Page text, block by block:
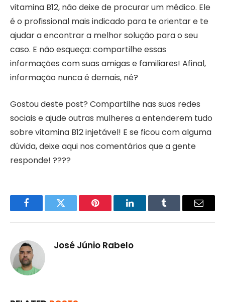
vitamina B12, não deixe de procurar um médico. Ele
é o profissional mais indicado para te orientar e te
ajudar a encontrar a melhor solução para o seu
caso. E não esqueça: compartilhe essas
informações com suas amigas e familiares! Afinal,
informação nunca é demais, né?
Gostou deste post? Compartilhe nas suas redes
sociais e ajude outras mulheres a entenderem tudo
sobre vitamina B12 injetável! E se ficou com alguma
dúvida, deixe aqui nos comentários que a gente
responde! ????
FacebookTwitter Pinterest LinkedInTumblr Email
José Júnio Rabelo